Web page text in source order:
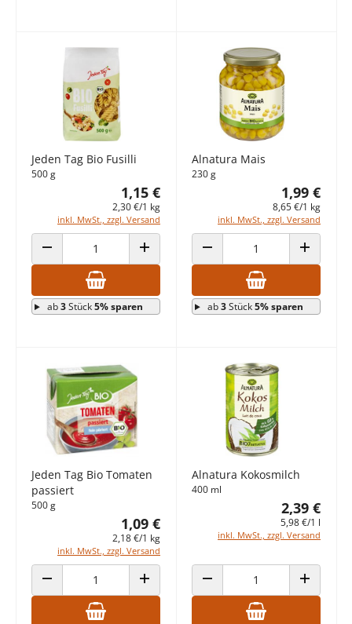
Jeden Tag Bio Fusilli
500 g
1,15 €
2,30 €/1 kg
inkl. MwSt., zzgl. Versand
ANZAHL VERRINGERN ANZAHL ERHÖHEN
ab3Stück5% sparen
Alnatura Mais
230 g
1,99 €
8,65 €/1 kg
inkl. MwSt., zzgl. Versand
ANZAHL VERRINGERN ANZAHL
ab3Stück5% sparen
Jeden Tag Bio Tomaten
passiert
500 g
1,09 €
2,18 €/1 kg
inkl. MwSt., zzgl. Versand
ANZAHL VERRINGERN ANZAHL ERHÖHEN
Alnatura Kokosmilch
400 ml
2,39 €
5,98 €/1 l
inkl. MwSt., zzgl. Versand
ANZAHL VERRINGERN ANZAHL